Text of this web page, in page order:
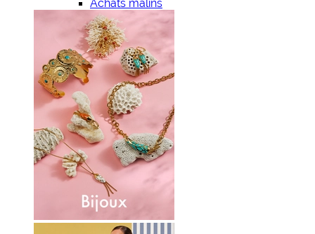
Achats malins